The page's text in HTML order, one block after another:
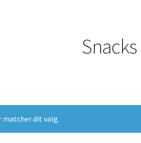
Snacks
matcher dit valg.